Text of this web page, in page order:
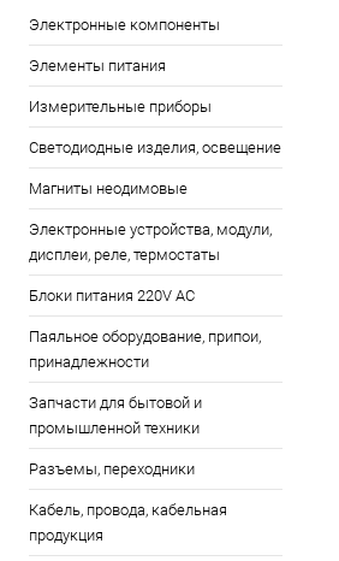
Электронные компоненты
Элементы питания
Измерительные приборы
Светодиодные изделия, освещение
Магниты неодимовые
Электронные устройства, модули,
дисплеи, реле, термостаты
Блоки питания 220V AC
Паяльное оборудование, припои,
принадлежности
Запчасти для бытовой и
промышленной техники
Разъемы, переходники
Кабель, провода, кабельная
продукция